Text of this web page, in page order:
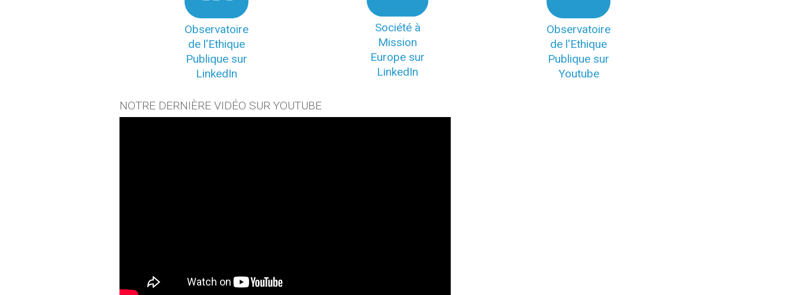
Observatoire
de l'Ethique
Publique sur
LinkedIn
Société à
Mission
Europe sur
LinkedIn
Observatoire
de l'Ethique
Publique sur
Youtube
NOTRE DERNIÈRE VIDÉO SUR YOUTUBE